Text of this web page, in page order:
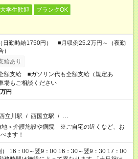
大学生歓迎
ブランクOK
日勤時給1750円） ■月収例25.2万円～（夜勤
給あり
額支給 ■ガソリン代も全額支給（規定あ
場もご相談ください
円
立川駅 / 西国立駅 / …
地＞介護施設や病院 ※ご自宅の近くなど、お
ます！
） 16：00～翌9：00 16：30～翌9：30 17：00